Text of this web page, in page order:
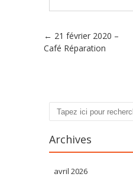
Poster
← 21 février 2020 –
Café Réparation
Recherche
Archives
avril 2026